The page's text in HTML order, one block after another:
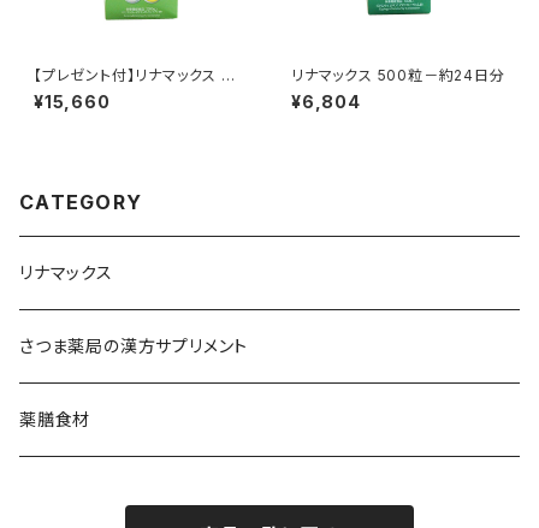
【プレゼント付】リナマックス ら
んちゃん 1670粒－ふわふわ特
大なつめ600円相当プレゼント
¥15,660
リナマックス 500粒－約24日分
¥6,804
CATEGORY
リナマックス
さつま薬局の漢方サプリメント
薬膳食材